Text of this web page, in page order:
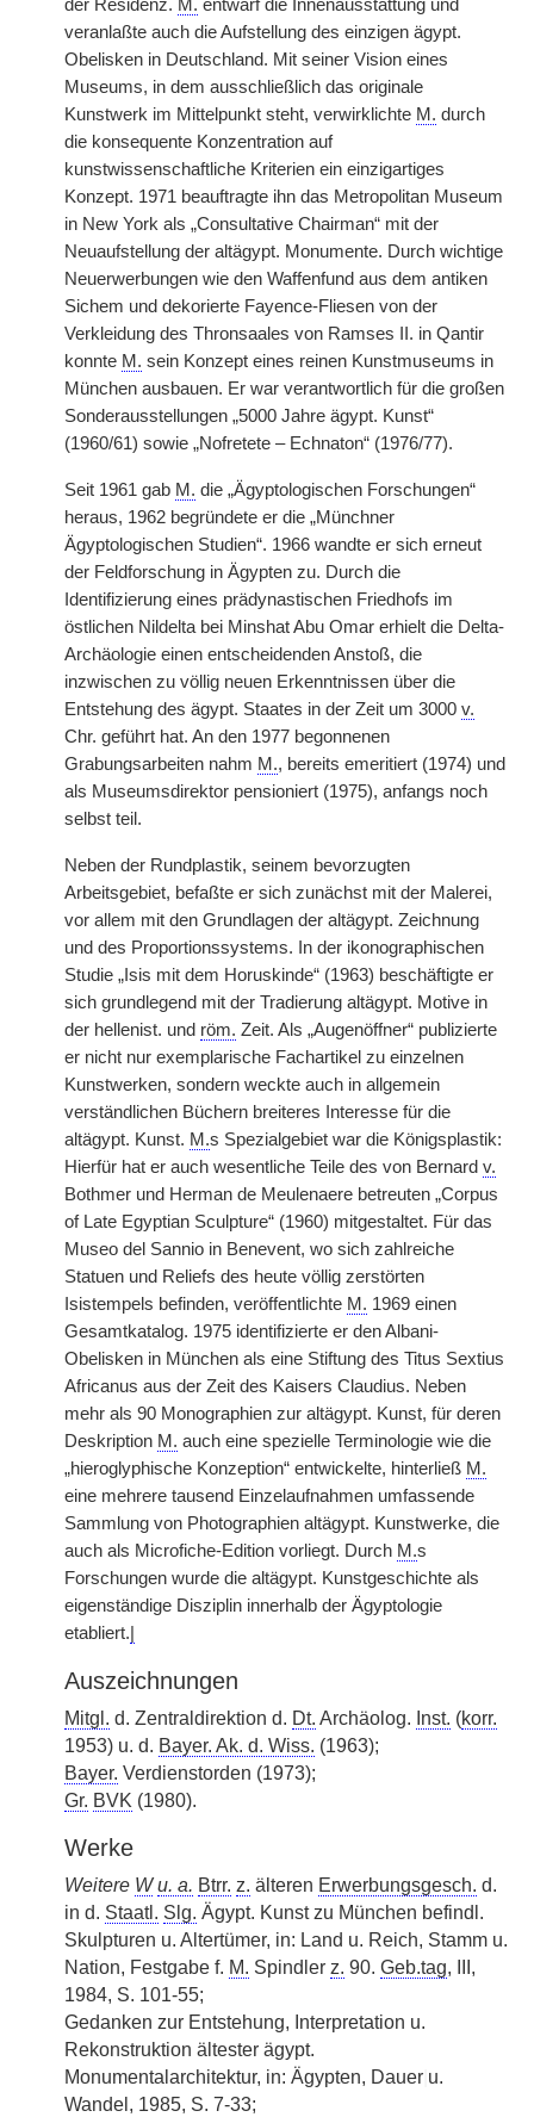
der Residenz. M. entwarf die Innenausstattung und
veranlaßte auch die Aufstellung des einzigen ägypt.
Obelisken in Deutschland. Mit seiner Vision eines
Museums, in dem ausschließlich das originale
Kunstwerk im Mittelpunkt steht, verwirklichte M. durch
die konsequente Konzentration auf
kunstwissenschaftliche Kriterien ein einzigartiges
Konzept. 1971 beauftragte ihn das Metropolitan Museum
in New York als „Consultative Chairman“ mit der
Neuaufstellung der altägypt. Monumente. Durch wichtige
Neuerwerbungen wie den Waffenfund aus dem antiken
Sichem und dekorierte Fayence-Fliesen von der
Verkleidung des Thronsaales von Ramses II. in Qantir
konnte M. sein Konzept eines reinen Kunstmuseums in
München ausbauen. Er war verantwortlich für die großen
Sonderausstellungen „5000 Jahre ägypt. Kunst“
(1960/61) sowie „Nofretete – Echnaton“ (1976/77).
Seit 1961 gab M. die „Ägyptologischen Forschungen“
heraus, 1962 begründete er die „Münchner
Ägyptologischen Studien“. 1966 wandte er sich erneut
der Feldforschung in Ägypten zu. Durch die
Identifizierung eines prädynastischen Friedhofs im
östlichen Nildelta bei Minshat Abu Omar erhielt die Delta-
Archäologie einen entscheidenden Anstoß, die
inzwischen zu völlig neuen Erkenntnissen über die
Entstehung des ägypt. Staates in der Zeit um 3000 v.
Chr. geführt hat. An den 1977 begonnenen
Grabungsarbeiten nahm M., bereits emeritiert (1974) und
als Museumsdirektor pensioniert (1975), anfangs noch
selbst teil.
Neben der Rundplastik, seinem bevorzugten
Arbeitsgebiet, befaßte er sich zunächst mit der Malerei,
vor allem mit den Grundlagen der altägypt. Zeichnung
und des Proportionssystems. In der ikonographischen
Studie „Isis mit dem Horuskinde“ (1963) beschäftigte er
sich grundlegend mit der Tradierung altägypt. Motive in
der hellenist. und röm. Zeit. Als „Augenöffner“ publizierte
er nicht nur exemplarische Fachartikel zu einzelnen
Kunstwerken, sondern weckte auch in allgemein
verständlichen Büchern breiteres Interesse für die
altägypt. Kunst. M.s Spezialgebiet war die Königsplastik:
Hierfür hat er auch wesentliche Teile des von Bernard v.
Bothmer und Herman de Meulenaere betreuten „Corpus
of Late Egyptian Sculpture“ (1960) mitgestaltet. Für das
Museo del Sannio in Benevent, wo sich zahlreiche
Statuen und Reliefs des heute völlig zerstörten
Isistempels befinden, veröffentlichte M. 1969 einen
Gesamtkatalog. 1975 identifizierte er den Albani-
Obelisken in München als eine Stiftung des Titus Sextius
Africanus aus der Zeit des Kaisers Claudius. Neben
mehr als 90 Monographien zur altägypt. Kunst, für deren
Deskription M. auch eine spezielle Terminologie wie die
„hieroglyphische Konzeption“ entwickelte, hinterließ M.
eine mehrere tausend Einzelaufnahmen umfassende
Sammlung von Photographien altägypt. Kunstwerke, die
auch als Microfiche-Edition vorliegt. Durch M.s
Forschungen wurde die altägypt. Kunstgeschichte als
eigenständige Disziplin innerhalb der Ägyptologie
etabliert.
Auszeichnungen
Mitgl. d. Zentraldirektion d. Dt. Archäolog. Inst. (korr.
1953) u. d. Bayer. Ak. d. Wiss. (1963);
Bayer. Verdienstorden (1973);
Gr. BVK (1980).
Werke
Weitere W u. a. Btrr. z. älteren Erwerbungsgesch. d.
in d. Staatl. Slg. Ägypt. Kunst zu München befindl.
Skulpturen u. Altertümer, in: Land u. Reich, Stamm u.
Nation, Festgabe f. M. Spindler z. 90. Geb.tag, III,
1984, S. 101-55;
Gedanken zur Entstehung, Interpretation u.
Rekonstruktion ältester ägypt.
Monumentalarchitektur, in: Ägypten, Dauer u.
Wandel, 1985, S. 7-33;